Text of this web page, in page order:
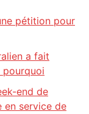
pétition pour
a fait
pourquoi
end de
en service de